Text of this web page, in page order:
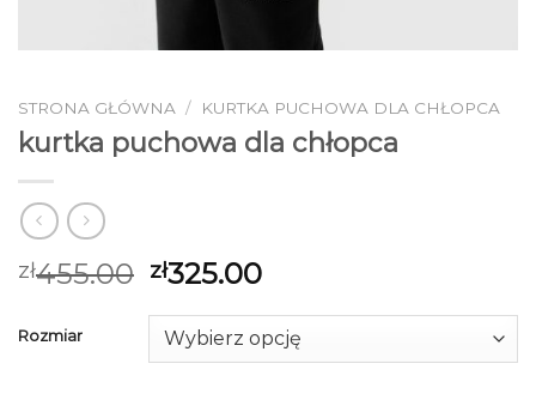
STRONA GŁÓWNA / KURTKA PUCHOWA DLA CHŁOPCA
kurtka puchowa dla chłopca
zł455.00 zł325.00
Rozmiar